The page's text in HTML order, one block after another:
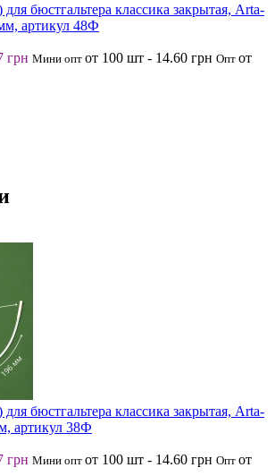
бюстгальтера классика закрытая, Arta-
артикул 48Ф
грн Мини опт от 100 шт - 14.60 грн Опт от
бюстгальтера классика закрытая, Arta-
артикул 38Ф
грн Мини опт от 100 шт - 14.60 грн Опт от